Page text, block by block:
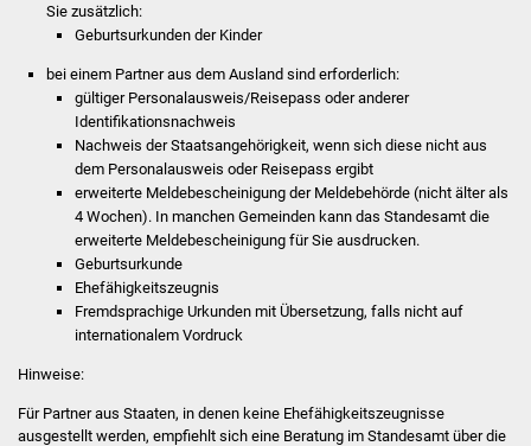
Selbsteintrag Vereine
Beirat Süßener Vereine
Sportanlagen
Tourismus
Erlebnisregion
Industriekultur
Sie zusätzlich:
​​​​​​​Geburtsurkunden der Kinder
bei einem Partner aus dem Ausland sind erforderlich:
​​​​​​gültiger Personalausweis/Reisepass oder anderer
Identifikationsnachweis
​​​​​​​Nachweis der Staatsangehörigkeit, wenn sich diese nicht aus
dem Personalausweis oder Reisepass ergibt
erweiterte Meldebescheinigung der Meldebehörde (nicht älter als
4 Wochen). In manchen Gemeinden kann das Standesamt die
erweiterte Meldebescheinigung für Sie ausdrucken.
Geburtsurkunde
Ehefähigkeitszeugnis
Fremdsprachige Urkunden mit Übersetzung, falls nicht auf
internationalem Vordruck
Hinweise:
Für Partner aus Staaten, in denen keine Ehefähigkeitszeugnisse
ausgestellt werden, empfiehlt sich eine Beratung im Standesamt über die